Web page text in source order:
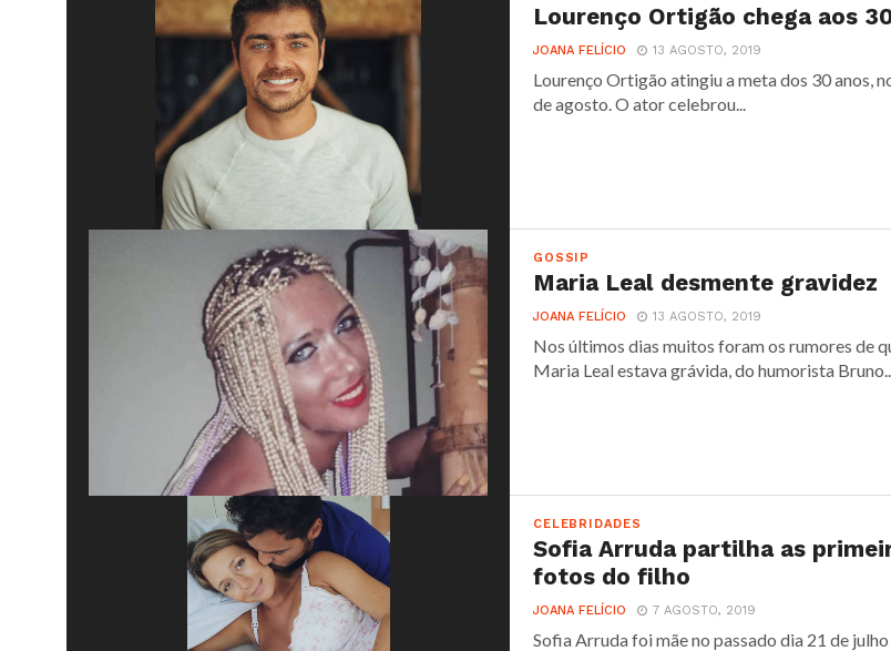
Lourenço Ortigão chega aos
JOANA FELÍCIO 13 AGOSTO, 2019
Lourenço Ortigão atingiu a meta dos 30 anos,
de agosto. O ator celebrou...
GOSSIP
Maria Leal desmente gravidez
JOANA FELÍCIO 13 AGOSTO, 2019
Nos últimos dias muitos foram os rumores de
Maria Leal estava grávida, do humorista
CELEBRIDADES
Sofia Arruda partilha as
fotos do filho
JOANA FELÍCIO 7 AGOSTO, 2019
Sofia Arruda foi mãe no passado dia 21 de julho